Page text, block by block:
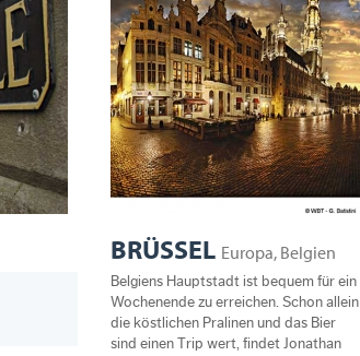
BRÜSSEL Europa, Belgien
Belgiens Hauptstadt ist bequem für ein
Wochenende zu erreichen. Schon allein
die köstlichen Pralinen und das Bier
sind einen Trip wert, findet Jonathan